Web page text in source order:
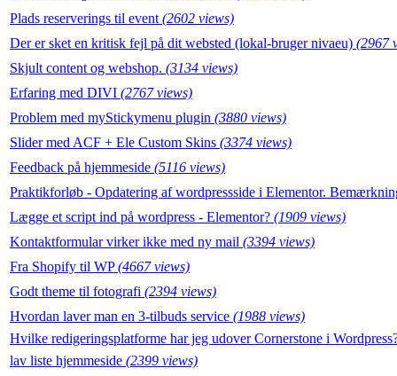
Plads reserverings til event (2602 views)
Der er sket en kritisk fejl på dit websted (lokal-bruger nivaeu) (2967
Skjult content og webshop. (3134 views)
Erfaring med DIVI (2767 views)
Problem med myStickymenu plugin (3880 views)
Slider med ACF + Ele Custom Skins (3374 views)
Feedback på hjemmeside (5116 views)
Praktikforløb - Opdatering af wordpressside i Elementor.
Lægge et script ind på wordpress - Elementor? (1909 views)
Kontaktformular virker ikke med ny mail (3394 views)
Fra Shopify til WP(4667 views)
Godt theme til fotografi (2394 views)
Hvordan laver man en 3-tilbuds service (1988 views)
Hvilke redigeringsplatforme har jeg udover Cornerstone i
lav liste hjemmeside (2399 views)